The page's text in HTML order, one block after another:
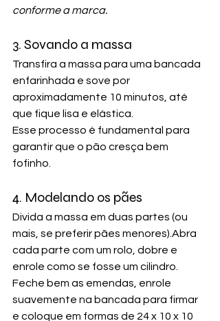
conforme a marca.
3. Sovando a massa
Transfira a massa para uma bancada
enfarinhada e sove por
aproximadamente 10 minutos, até
que fique lisa e elástica.
Esse processo é fundamental para
garantir que o pão cresça bem
fofinho.
4. Modelando os pães
Divida a massa em duas partes (ou
mais, se preferir pães menores).Abra
cada parte com um rolo, dobre e
enrole como se fosse um cilindro.
Feche bem as emendas, enrole
suavemente na bancada para firmar
e coloque em formas de 24 x 10 x 10